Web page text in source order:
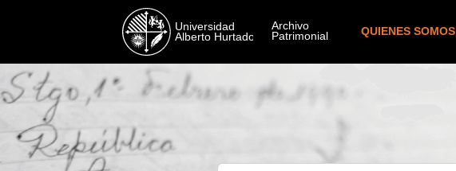
QUIENES SOMOS